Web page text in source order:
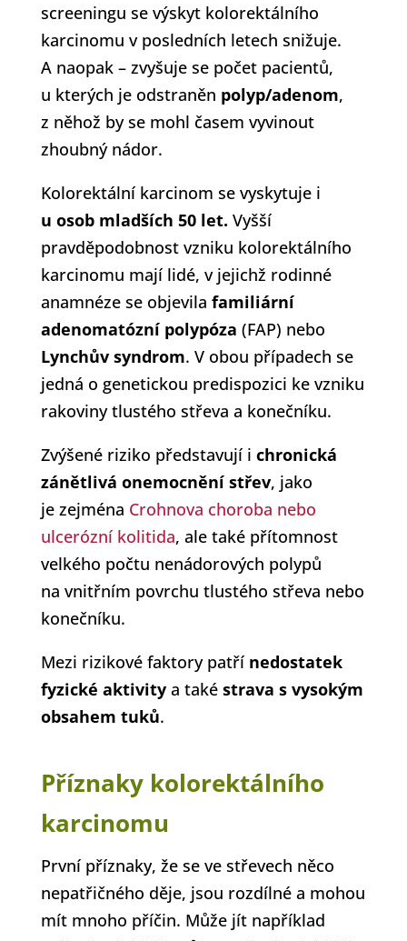
screeningu se výskyt kolorektálního
karcinomu v posledních letech snižuje.
A naopak – zvyšuje se počet pacientů,
u kterých je odstraněn polyp/adenom,
z něhož by se mohl časem vyvinout
zhoubný nádor.
Kolorektální karcinom se vyskytuje i
u osob mladších 50 let. Vyšší
pravděpodobnost vzniku kolorektálního
karcinomu mají lidé, v jejichž rodinné
anamnéze se objevila familiární
adenomatózní polypóza (FAP) nebo
Lynchův syndrom. V obou případech se
jedná o genetickou predispozici ke vzniku
rakoviny tlustého střeva a konečníku.
Zvýšené riziko představují i chronická
zánětlivá onemocnění střev, jako
je zejména Crohnova choroba nebo
ulcerózní kolitida, ale také přítomnost
velkého počtu nenádorových polypů
na vnitřním povrchu tlustého střeva nebo
konečníku.
Mezi rizikové faktory patří nedostatek
fyzické aktivitya také strava s vysokým
obsahem tuků.
Příznaky kolorektálního
karcinomu
První příznaky, že se ve střevech něco
nepatřičného děje, jsou rozdílné a mohou
mít mnoho příčin. Může jít například